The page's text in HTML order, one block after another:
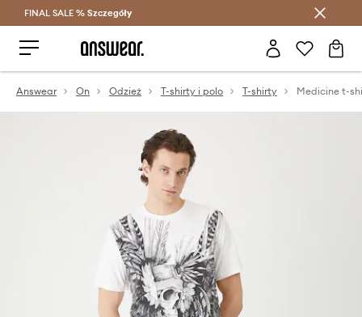
Oszczędzaj z Answear Club >
FINAL SALE % Szczegóły
Answear On Odzież T-shirty i polo T-shirty Medicine t-